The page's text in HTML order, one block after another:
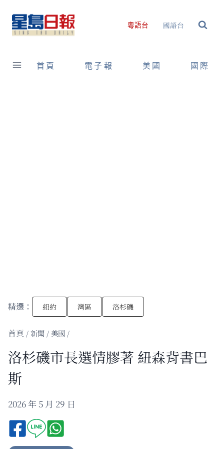
content
粵語台 國語台
首頁 電子報 美國 國際
精選： 紐約 灣區 洛杉磯
/新聞 / 美國 /
洛杉磯市長選情膠著 紐森背書巴
斯
2026 年 5 月 29 日